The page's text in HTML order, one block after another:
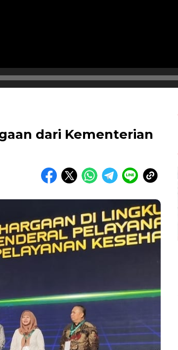
dari Kementerian